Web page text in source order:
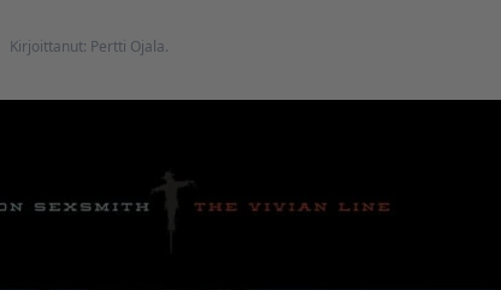
Kirjoittanut: Pertti Ojala.